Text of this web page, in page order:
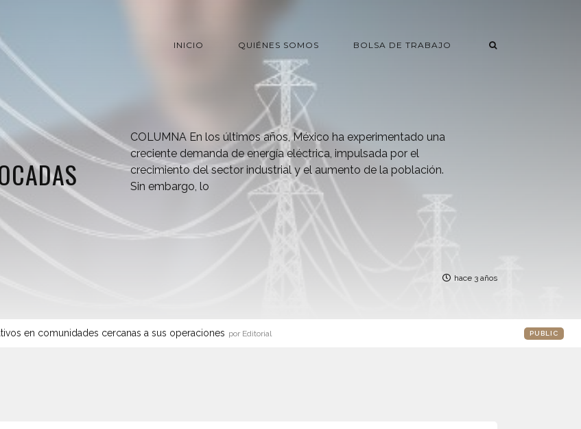
INICIO QUIÉNES SOMOS BOLSA DE TRABAJO
COLUMNA En los últimos años, México ha experimentado una
creciente demanda de energía eléctrica, impulsada por el
crecimiento del sector industrial y el aumento de la población.
Sin embargo, lo
hace 3 años
en comunidades cercanas a sus operaciones por Editorial PUBLIC